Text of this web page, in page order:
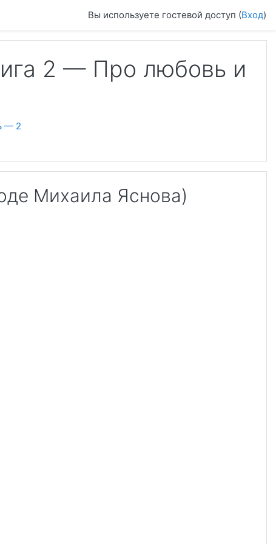
Вы используете гостевой доступ (Вход)
2 — Про любовь и
— 2
Михаила Яснова)